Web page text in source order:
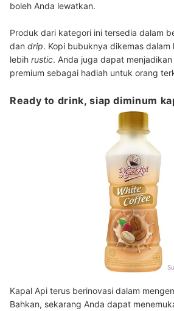
boleh Anda lewatkan.
Produk dari kategori ini tersedia dalam
dan drip. Kopi bubuknya dikemas
lebih rustic. Anda juga dapat
premium sebagai hadiah untuk orang
Ready to drink, siap diminum
Kapal Api terus berinovasi dalam
Bahkan, sekarang Anda dapat